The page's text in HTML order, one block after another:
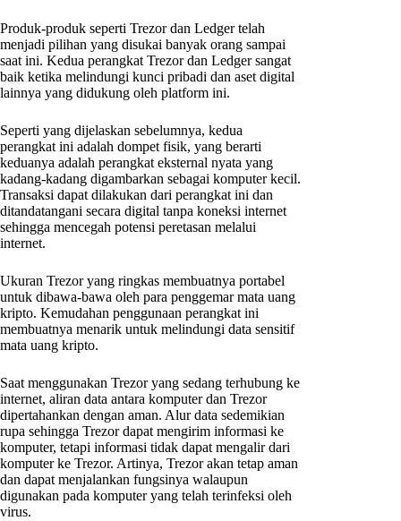
Produk-produk seperti Trezor dan Ledger telah
menjadi pilihan yang disukai banyak orang sampai
saat ini. Kedua perangkat Trezor dan Ledger sangat
baik ketika melindungi kunci pribadi dan aset digital
lainnya yang didukung oleh platform ini.
Seperti yang dijelaskan sebelumnya, kedua
perangkat ini adalah dompet fisik, yang berarti
keduanya adalah perangkat eksternal nyata yang
kadang-kadang digambarkan sebagai komputer kecil.
Transaksi dapat dilakukan dari perangkat ini dan
ditandatangani secara digital tanpa koneksi internet
sehingga mencegah potensi peretasan melalui
internet.
Ukuran Trezor yang ringkas membuatnya portabel
untuk dibawa-bawa oleh para penggemar mata uang
kripto. Kemudahan penggunaan perangkat ini
membuatnya menarik untuk melindungi data sensitif
mata uang kripto.
Saat menggunakan Trezor yang sedang terhubung ke
internet, aliran data antara komputer dan Trezor
dipertahankan dengan aman. Alur data sedemikian
rupa sehingga Trezor dapat mengirim informasi ke
komputer, tetapi informasi tidak dapat mengalir dari
komputer ke Trezor. Artinya, Trezor akan tetap aman
dan dapat menjalankan fungsinya walaupun
digunakan pada komputer yang telah terinfeksi oleh
virus.